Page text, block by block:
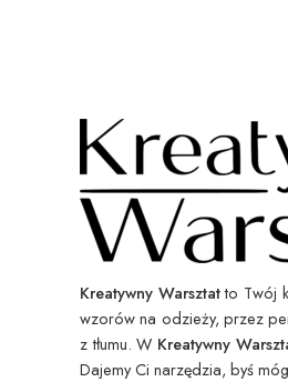
Kreatywny Warsztatto Twój
wzorów na odzieży, przez
z tłumu. W Kreatywny
Dajemy Ci narzędzia, byś